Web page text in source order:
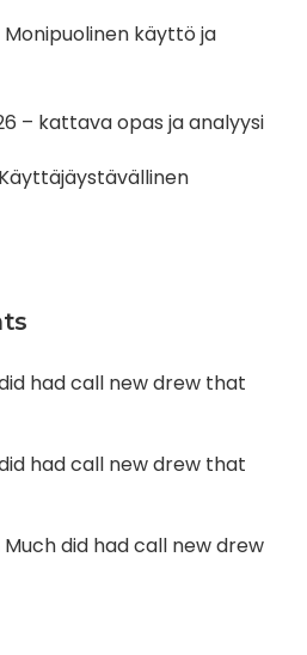
käyttö ja
– kattava opas ja analyysi
had call new drew that
had call new drew that
Much did had call new drew